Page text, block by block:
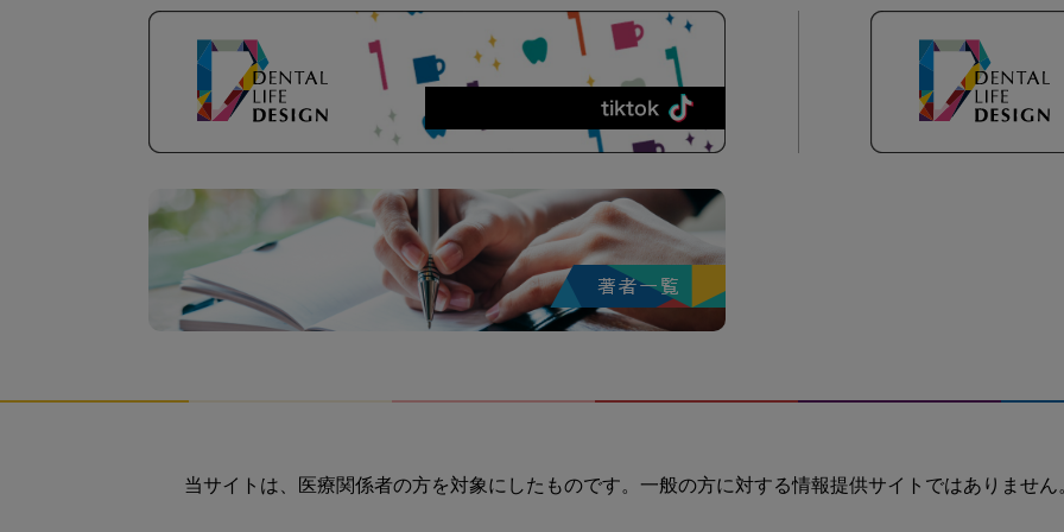
当サイトは、医療関係者の方を対象にしたものです。一般の方に対する情報提供サイトではありません